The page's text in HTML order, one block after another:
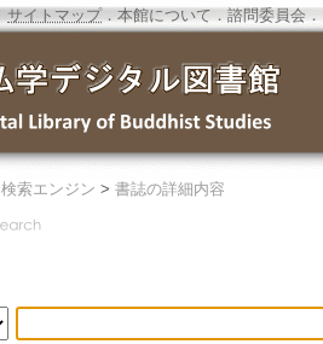
サイトマップ．本館について ． 諮問委員会 ．
検索エンジン > 書誌の詳細内容